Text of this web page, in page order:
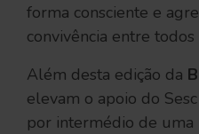
forma consciente e
convivência entre todos
Além desta edição da
elevam o apoio do
por intermédio de uma